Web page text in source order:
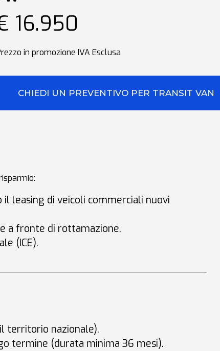
16.950
in promozione IVA Esclusa
CHIEDI UN PREVENTIVO PER TRANSIT VAN
:
il leasing di veicoli commerciali nuovi
a fronte di rottamazione.
(ICE).
territorio nazionale).
termine (durata minima 36 mesi).